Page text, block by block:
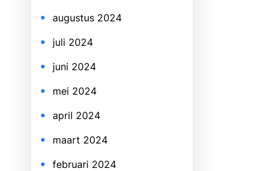
augustus 2024
juli 2024
juni 2024
mei 2024
april 2024
maart 2024
februari 2024